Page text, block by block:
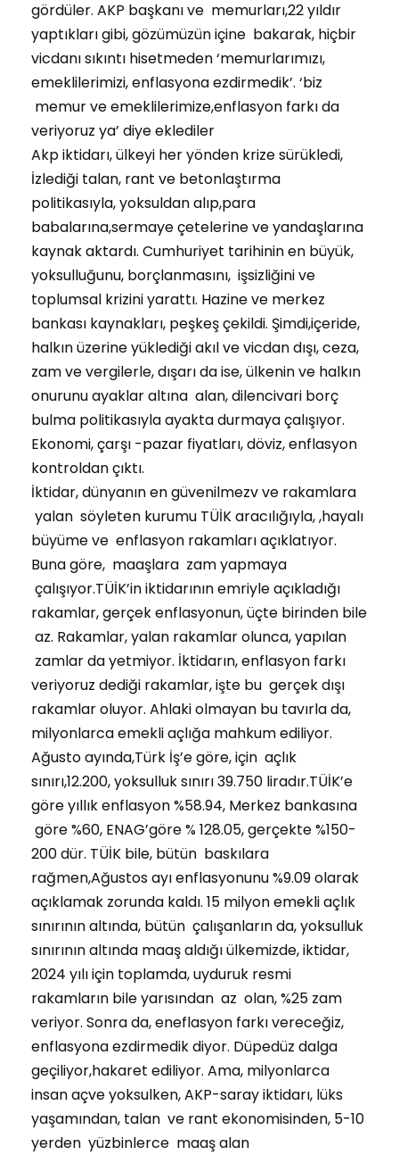
gördüler. AKP başkanı ve memurları,22 yıldır
yaptıkları gibi, gözümüzün içine bakarak, hiçbir
vicdanı sıkıntı hisetmeden ‘memurlarımızı,
emeklilerimizi, enflasyona ezdirmedik’. ‘biz
memur ve emeklilerimize,enflasyon farkı da
veriyoruz ya’ diye eklediler
Akp iktidarı, ülkeyi her yönden krize sürükledi,
İzlediği talan, rant ve betonlaştırma
politikasıyla, yoksuldan alıp,para
babalarına,sermaye çetelerine ve yandaşlarına
kaynak aktardı. Cumhuriyet tarihinin en büyük,
yoksulluğunu, borçlanmasını, işsizliğini ve
toplumsal krizini yarattı. Hazine ve merkez
bankası kaynakları, peşkeş çekildi. Şimdi,içeride,
halkın üzerine yüklediği akıl ve vicdan dışı, ceza,
zam ve vergilerle, dışarı da ise, ülkenin ve halkın
onurunu ayaklar altına alan, dilencivari borç
bulma politikasıyla ayakta durmaya çalışıyor.
Ekonomi, çarşı -pazar fiyatları, döviz, enflasyon
kontroldan çıktı.
İktidar, dünyanın en güvenilmezv ve rakamlara
yalan söyleten kurumu TÜİK aracılığıyla, ,hayalı
büyüme ve enflasyon rakamları açıklatıyor.
Buna göre, maaşlara zam yapmaya
çalışıyor.TÜİK’in iktidarının emriyle açıkladığı
rakamlar, gerçek enflasyonun, üçte birinden bile
az. Rakamlar, yalan rakamlar olunca, yapılan
zamlar da yetmiyor. İktidarın, enflasyon farkı
veriyoruz dediği rakamlar, işte bu gerçek dışı
rakamlar oluyor. Ahlaki olmayan bu tavırla da,
milyonlarca emekli açlığa mahkum ediliyor.
Ağusto ayında,Türk İş’e göre, için açlık
sınırı,12.200, yoksulluk sınırı 39.750 liradır.TÜİK’e
göre yıllık enflasyon %58.94, Merkez bankasına
göre %60, ENAG’göre % 128.05, gerçekte %150-
200 dür. TÜİK bile, bütün baskılara
rağmen,Ağustos ayı enflasyonunu %9.09 olarak
açıklamak zorunda kaldı. 15 milyon emekli açlık
sınırının altında, bütün çalışanların da, yoksulluk
sınırının altında maaş aldığı ülkemizde, iktidar,
2024 yılı için toplamda, uyduruk resmi
rakamların bile yarısından az olan, %25 zam
veriyor. Sonra da, eneflasyon farkı vereceğiz,
enflasyona ezdirmedik diyor. Düpedüz dalga
geçiliyor,hakaret ediliyor. Ama, milyonlarca
insan açve yoksulken, AKP-saray iktidarı, lüks
yaşamından, talan ve rant ekonomisinden, 5-10
yerden yüzbinlerce maaş alan